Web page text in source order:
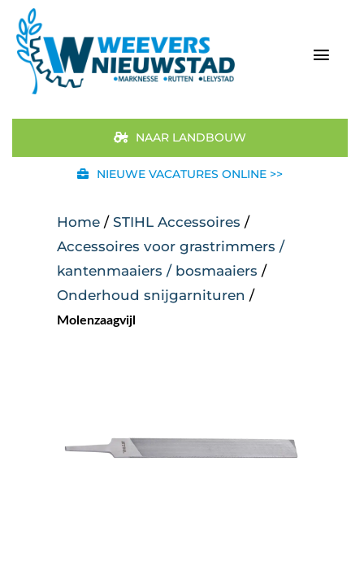
naar
inhoud
Aanbod
STIHL
Occasions
Over ons
NAAR LANDBOUW
NIEUWE VACATURES ONLINE >>
Home / STIHL Accessoires /
Accessoires voor grastrimmers /
kantenmaaiers / bosmaaiers /
Onderhoud snijgarnituren /
Molenzaagvijl